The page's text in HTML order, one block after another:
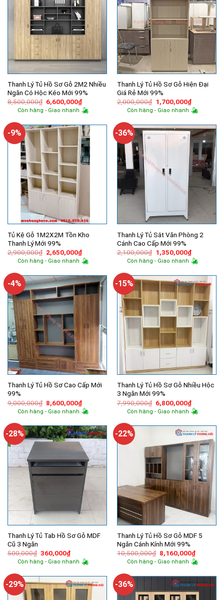
Thanh Lý Tủ Hồ Sơ Gỗ 2M2 Nhiều
Ngăn Có Hộc Kéo Mới 99%
8,500,000₫ Giá
gốc
là:
6,600,000₫Giá
hiện
tại
6,600,000₫.
Còn hàng - Giao nhanh
Thanh Lý Tủ Hồ Sơ Gỗ Hiện Đại
Giá Rẻ Mới 99%
2,000,000₫ Giá
gốc
là:
1,700,000₫Giá
hiện
tại
Còn hàng - Giao nhanh
-9%
Tủ Kệ Gỗ 1M2X2M Tồn Kho
Thanh Lý Mới 99%
2,900,000₫ Giá
gốc
là:
2,650,000₫Giá
hiện
tại
2,650,000₫.
Còn hàng - Giao nhanh
-36%
Thanh Lý Tủ Sắt Văn Phòng 2
Cánh Cao Cấp Mới 99%
2,100,000₫ Giá
gốc
là:
1,350,000₫Giá
hiện
tại
Còn hàng - Giao nhanh
-4%
Thanh Lý Tủ Hồ Sơ Cao Cấp Mới
99%
9,000,000₫ Giá
gốc
là:
8,600,000₫Giá
hiện
tại
8,600,000₫.
Còn hàng - Giao nhanh
-15%
Thanh Lý Tủ Hồ Sơ Gỗ Nhiều Hộc
3 Ngăn Mới 99%
7,990,000₫ Giá
gốc
là:
6,800,000₫Giá
hiện
tại
Còn hàng - Giao nhanh
-28%
Thanh Lý Tủ Tab Hồ Sơ Gỗ MDF
Cũ 3 Ngăn
500,000₫ Giá
gốc
là:
360,000₫Giá
hiện
tại
360,000₫.
Còn hàng - Giao nhanh
-22%
Thanh Lý Tủ Hồ Sơ Gỗ MDF 5
Ngăn Cánh Kính Mới 99%
10,500,000₫ Giá
gốc
là:
8,160,000₫Giá
hiện
tại
Còn hàng - Giao nhanh
-29% -36%